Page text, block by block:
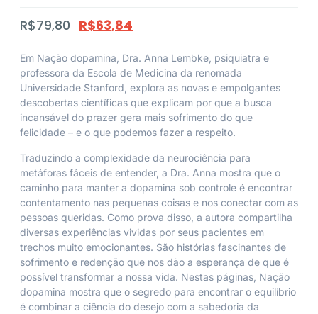
R$79,80 R$63,84
Em Nação dopamina , Dra. Anna Lembke, psiquiatra e
professora da Escola de Medicina da renomada
Universidade Stanford, explora as novas e empolgantes
descobertas científicas que explicam por que a busca
incansável do prazer gera mais sofrimento do que
felicidade – e o que podemos fazer a respeito.
Traduzindo a complexidade da neurociência para
metáforas fáceis de entender, a Dra. Anna mostra que o
caminho para manter a dopamina sob controle é encontrar
contentamento nas pequenas coisas e nos conectar com as
pessoas queridas. Como prova disso, a autora compartilha
diversas experiências vividas por seus pacientes em
trechos muito emocionantes. São histórias fascinantes de
sofrimento e redenção que nos dão a esperança de que é
possível transformar a nossa vida. Nestas páginas, Nação
dopamina mostra que o segredo para encontrar o equilíbrio
é combinar a ciência do desejo com a sabedoria da